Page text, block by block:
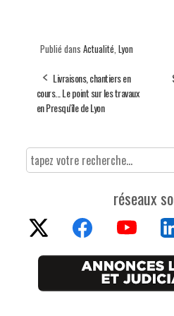
Publié dans Actualité Lyon
Livraisons, chantiers en
cours... Le point sur les travaux
en Presqu'île de Lyon
réseaux